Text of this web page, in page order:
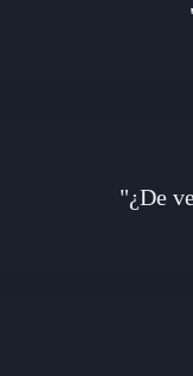
"¿De